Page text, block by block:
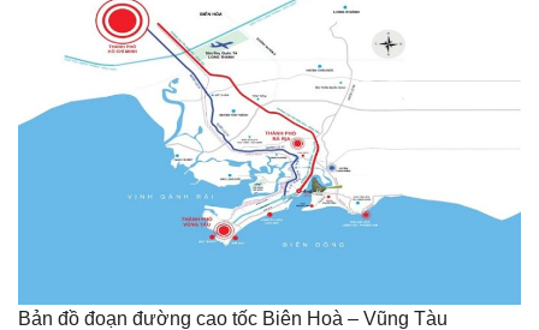
Bản đồ đoạn đường cao tốc Biên Hoà – Vũng Tàu